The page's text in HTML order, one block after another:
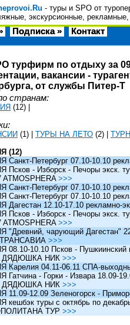
- туры и SPO от
экскурсионные,
Подписка » Контакт
турфирм по отдыху за
вакансии -
от службы Питер-Т
странам:
(12)
(1) ТУРЫ НА ЛЕТО (2)
(12)
Санкт-Петербург 07.10-10.10
Псков - Изборск - Печоры экск.
ATMOSPHERA >>>
Санкт-Петербург 07.10-10.10
Санкт-Петербург 07.10-10.10
Дагестан 12.10-17.10 рекламно-
Псков - Изборск - Печоры экск.
ATMOSPHERA >>>
"Древний, чарующий Дагестан"
>>>
08.10-10.10 Псков - Пушкиинский
ДЯДЮШКА НИК >>>
Карелия 04.11-06.11 СПА-
Гатчина - Горки - Извара 18.09-
ДЯДЮШКА НИК >>>
11.09-12.09 Зеленогорск -
кешбэк туры c октябрь по
ТУР >>>